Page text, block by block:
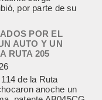
POR EL
AUTO Y UN
RUTA 205
de la Ruta
anoche un
patente AB045CG,
Benz,...